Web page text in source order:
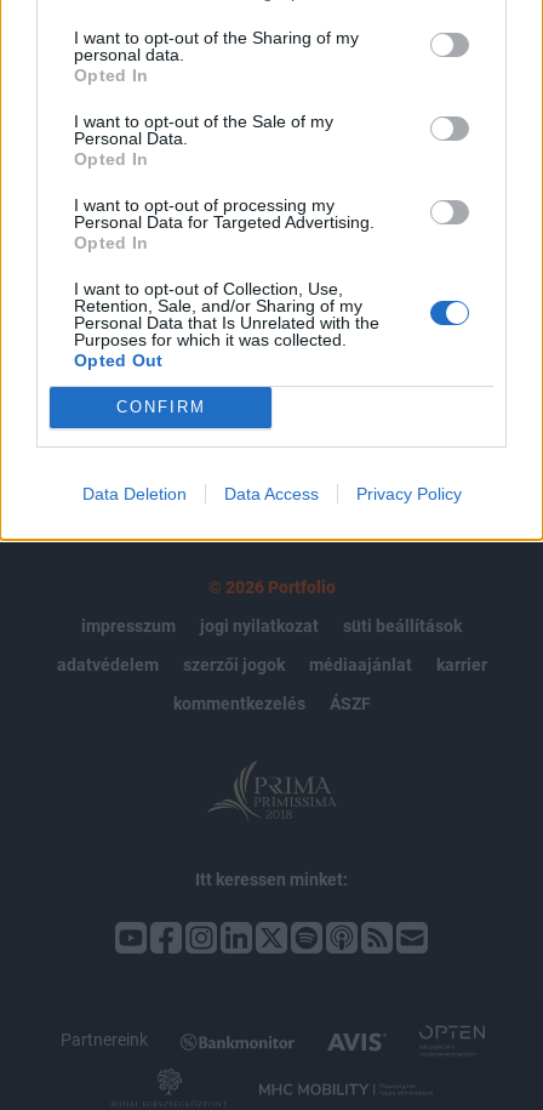
I want to opt-out of the Sharing of my
personal data.
Opted In
I want to opt-out of the Sale of my
Personal Data.
Opted In
I want to opt-out of processing my
Personal Data for Targeted Advertising.
Opted In
I want to opt-out of Collection, Use,
Retention, Sale, and/or Sharing of my
Personal Data that Is Unrelated with the
Purposes for which it was collected.
Opted Out
CONFIRM
Data Deletion Data Access Privacy Policy
A keresett cikk a portfolio.hu hírarchívumához
tartozik, melynek olvasása előfizetéses
regisztrációhoz kötött.
Az előfizetés a következőket tartalmazza:
Kötéslisták: BÉT elmúlt 2 év napon belüli
kötéslistái
Előfizetés
MÁR ELŐFIZETŐNK VAGY?
© 2026 Portfolio
impresszum
jogi nyilatkozat
süti beállítások
adatvédelem
szerzői jogok médiaajánlat
karrier
kommentkezelés
ÁSZF
Itt keressen minket:
Partnereink